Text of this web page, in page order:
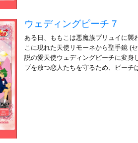
ウェディングピーチ 7
ある日、ももこは悪魔族プリュイに襲
こに現れた天使リモーネから聖手鏡 (
説の愛天使ウェディングピーチに変身
ブを放つ恋人たちを守るため、ピー